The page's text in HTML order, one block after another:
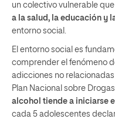
un colectivo vulnerable
a la salud, la educación y
entorno social.
El entorno social es
comprender el fenómeno
adicciones no
Plan Nacional sobre Drogas
alcohol tiende a iniciarse
cada 5 adolescentes